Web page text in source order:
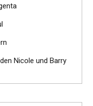
Nicole und Barry